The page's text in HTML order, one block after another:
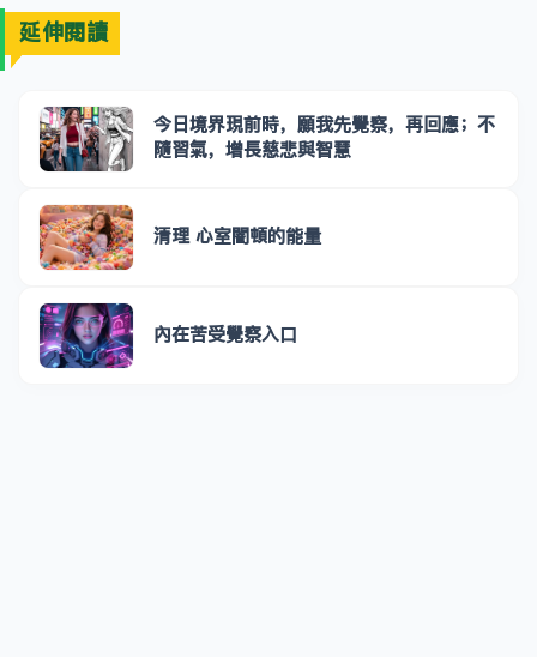
延伸閱讀
今日境界現前時，願我先覺察，再回應；不
隨習氣，增長慈悲與智慧
清理 心室闇頓的能量
內在苦受覺察入口